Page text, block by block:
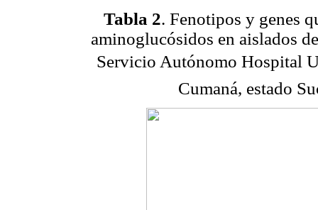
Tabla 2. Fenotipos y genes
aminoglucósidos en aislados
Servicio Autónomo Hospital
Cumaná, estado